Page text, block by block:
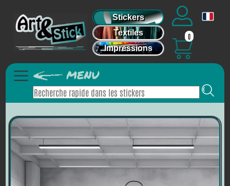
Stickers
Textiles
Impressions
0